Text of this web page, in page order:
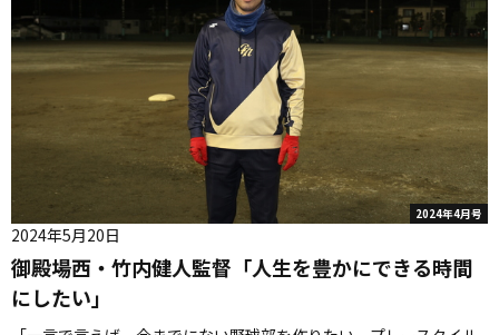
2024年4月号
御殿場西・竹内健人監督「人生を豊かにできる時間
にしたい」
2024年5月20日